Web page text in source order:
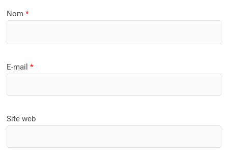
Nom*
E-mail*
Site web